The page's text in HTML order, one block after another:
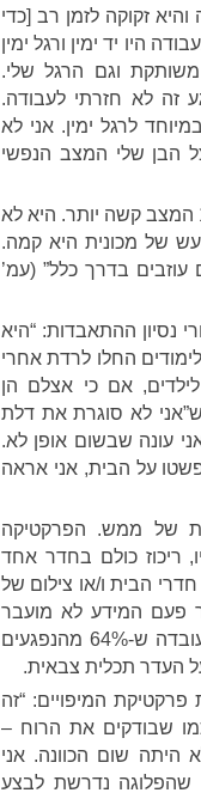
זקוקה לזמן רב [כדי
היו יד ימין ורגל ימין
וגם הרגל שלי.
זה לא חזרתי לעבודה.
לרגל ימין. אני לא
הבן שלי המצב הנפשי
עדות ילדים מס’ 13 של רל”א אומרת “אצל בתי בת ה-17 המצב קשה יותר. היא לא
של מכונית היא קמה.
כי אז החיילים עוזבים בדרך כלל” (עמ’
נסיון ההתאבדות: “היא
החלו לרדת אחרי
אם כי אצלם הן
לא סוגרת את דלת
עונה שבשום אופן לא.
על הבית, אני אראה
של ממש. הפרקטיקה
ריכוז כולם בחדר אחד
הבית ו/או צילום של
פעם המידע לא מועבר
במעלה שרשרת הפיקוד אלא נזנח או מושמד. עצם העובדה ש-64% מהנפגעים
העדר תכלית צבאית.
המיפויים: “זה
שבודקים את הרוח –
היתה שום הכוונה. אני
שהפלוגה נדרשת לבצע